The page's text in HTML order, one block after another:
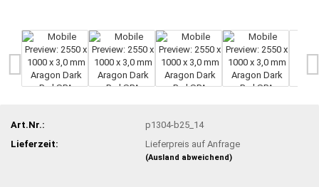
Art.Nr.:
p1304-b25_14
Lieferzeit:
Lieferpreis auf Anfrage
(Ausland abweichend)